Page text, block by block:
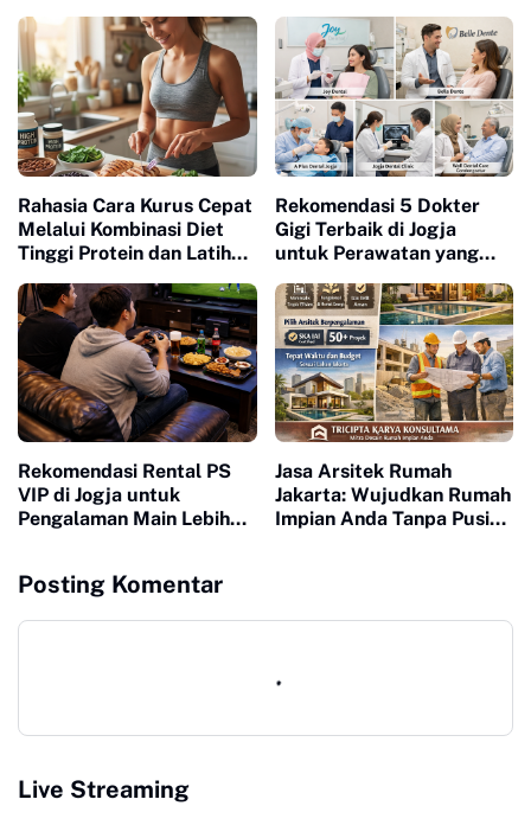
Efisien
Rahasia Cara Kurus Cepat
Melalui Kombinasi Diet
Tinggi Protein dan Latihan
Rekomendasi 5 Dokter
Gigi Terbaik di Jogja
untuk Perawatan yang
Rekomendasi Rental PS
VIP di Jogja untuk
Pengalaman Main Lebih
Jasa Arsitek Rumah
Jakarta: Wujudkan Rumah
Impian Anda Tanpa Pusing
Posting Komentar
Live Streaming